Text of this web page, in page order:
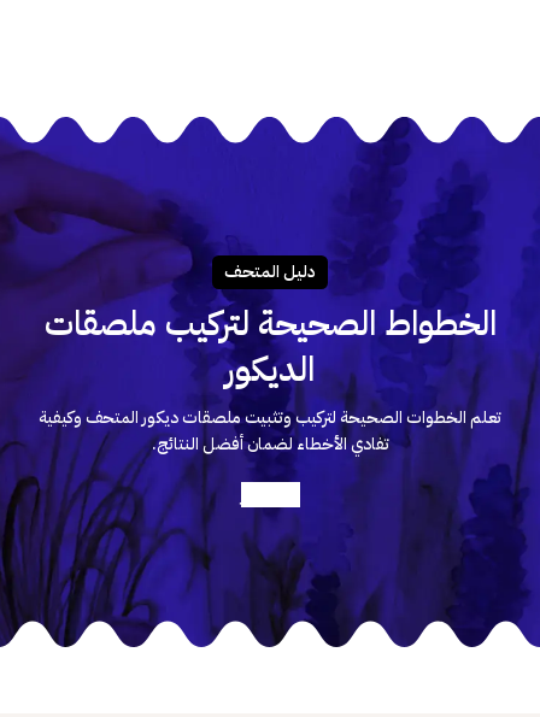
دليـل المتحـف
الخطواط الصحيحة لتركيب ملصقات
الديكور
تعلم الخطوات الصحيحة لتركيب وتثبيت ملصقات ديكور المتحف وكيفية
تفادي الأخطاء لضمان أفضل النتائج.